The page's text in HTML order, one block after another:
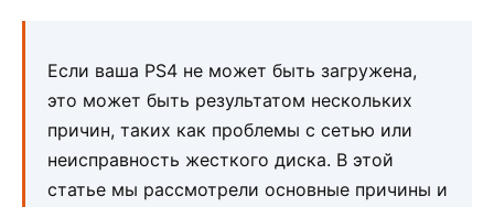
Если ваша PS4 не может быть загружена,
это может быть результатом нескольких
причин, таких как проблемы с сетью или
неисправность жесткого диска. В этой
статье мы рассмотрели основные причины и